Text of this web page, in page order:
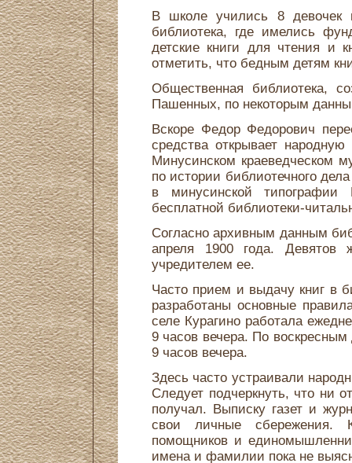
В школе учились 8 девочек
библиотека, где имелись
детские книги для чтения и
отметить, что бедным детям
Общественная библиотека,
Пашенных, по некоторым
Вскоре Федор Федорович
средства открывает
Минусинском краеведческом
по истории библиотечного
в минусинской типографии
бесплатной библиотеки-
Согласно архивным данным
апреля 1900 года.
учредителем ее.
Часто прием и выдачу книг в
разработаны основные
селе Курагино работала
9 часов вечера. По
9 часов вечера.
Здесь часто устраивали
Следует подчеркнуть, что ни
получал. Выписку газет и
свои личные сбережения.
помощников и
имена и фамилии пока не